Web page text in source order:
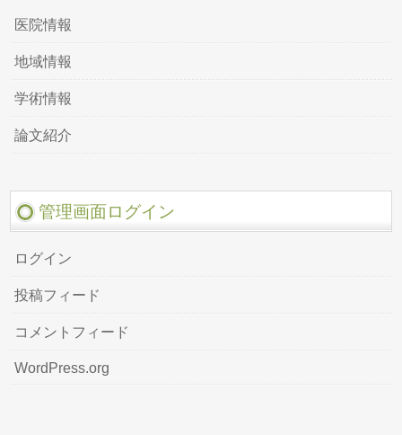
医院情報
地域情報
学術情報
論文紹介
管理画面ログイン
ログイン
投稿フィード
コメントフィード
WordPress.org